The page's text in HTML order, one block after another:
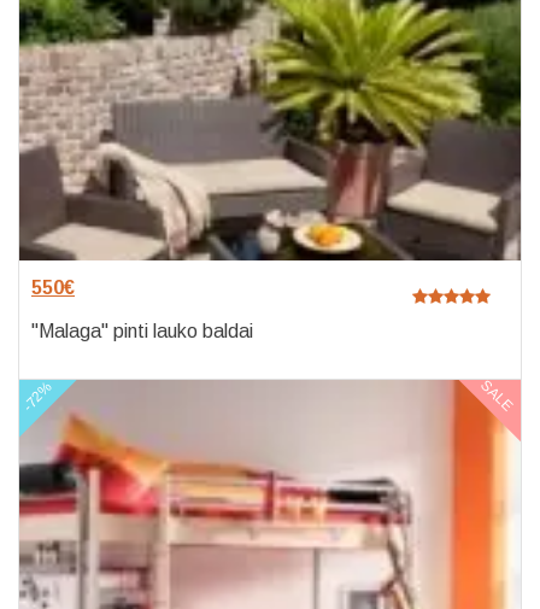
550€
"Malaga" pinti lauko baldai
-72% SALE